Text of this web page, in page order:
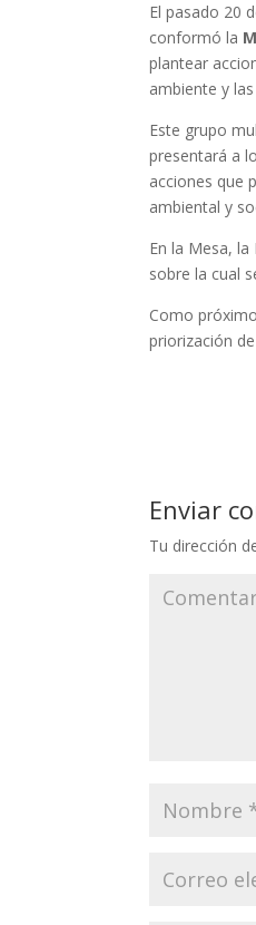
El pasado 20
conformó la
plantear
ambiente y
Este grupo
presentará a
acciones que
ambiental y
En la Mesa,
sobre la cual
Como
priorización
Enviar
Tu dirección